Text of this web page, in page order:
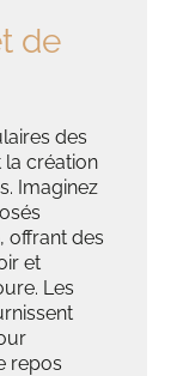
de
des
la création
Imaginez
offrant des
et
Les
repos